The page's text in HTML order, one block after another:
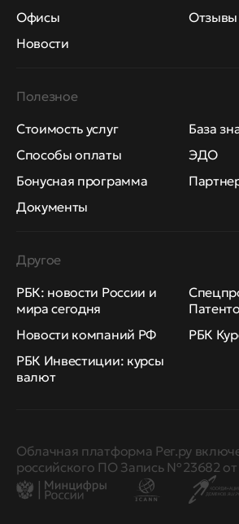
Офисы
Новости
Отзывы
Полезное
Стоимость услуг
Способы оплаты
Бонусная программа
Документы
База
ЭДО
Другое
РБК: новости России и
мира сегодня
Новости компаний РФ
РБК Инвестиции: курсы
валют
РБК
Облачная платформа Рег.ру
российского ПО Запись № 23682